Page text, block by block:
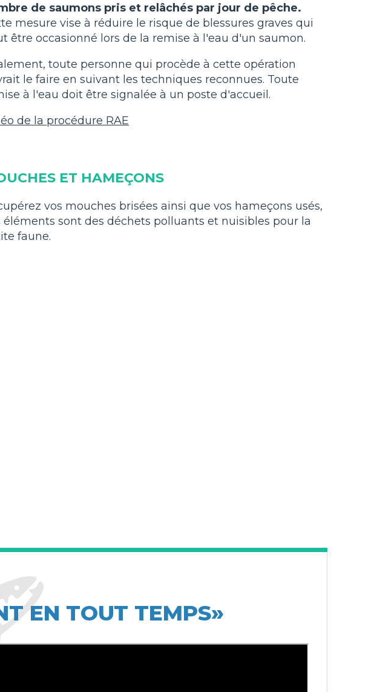
de saumons pris et relâchés par jour de pêche.
mesure vise à réduire le risque de blessures graves qui
être occasionné lors de la remise à l'eau d'un saumon.
toute personne qui procède à cette opération
le faire en suivant les techniques reconnues. Toute
à l'eau doit être signalée à un poste d'accueil.
de la procédure RAE
ET HAMEÇONS
vos mouches brisées ainsi que vos hameçons usés,
éléments sont des déchets polluants et nuisibles pour la
faune.
EN TOUT TEMPS»